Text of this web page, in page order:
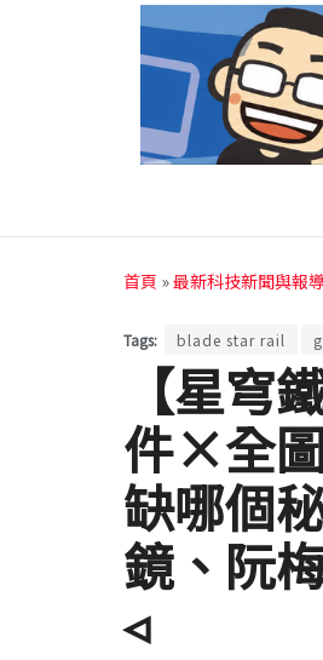
首頁 »最新科技新聞與報
Tags: blade star rail
【星
件×全
缺哪個
鏡、阮
◃